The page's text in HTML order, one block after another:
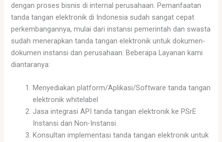
dengan proses bisnis di internal perusahaan. Pemanfaatan
tanda tangan elektronik di Indonesia sudah sangat cepat
perkembangannya, mulai dari instansi pemerintah dan swasta
sudah menerapkan tanda tangan elektronik untuk dokumen-
dokumen instansi dan perusahaan. Beberapa Layanan kami
diantaranya:
Menyediakan platform/Aplikasi/Software tanda tangan
elektronik whitelabel
Jasa integrasi API tanda tangan elektronik ke PSrE
Instansi dan Non-Instansi
Konsultan implementasi tanda tangan elektronik untuk